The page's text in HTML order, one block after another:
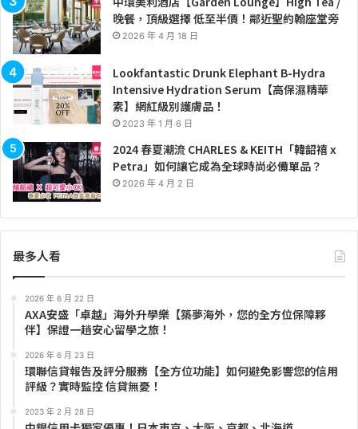
晚餐，頂級選擇 低至半價！鄰近聖約翰座堂旁
2026 年 4 月 18 日
Lookfantastic Drunk Elephant B-Hydra
Intensive Hydration Serum【高保濕精華
素】網紅級別護膚品！
2023 年 1 月 6 日
2024 春夏潮流 CHARLES & KEITH「韓韶禧 x
Petra」如何讓它成為全球時尚必備單品？
2026 年 4 月 2 日
最多人看
2026 年 6 月 22 日
AXA安盛「卓越」海外升學樂【築夢海外，您的全方位保障夥
伴】保證一趟安心留學之旅！
2026 年 6 月 23 日
環聯信貸報告及評分服務【全方位功能】如何避免影響您的信用
評級？實時監控 信貸無憂！
2023 年 2 月 28 日